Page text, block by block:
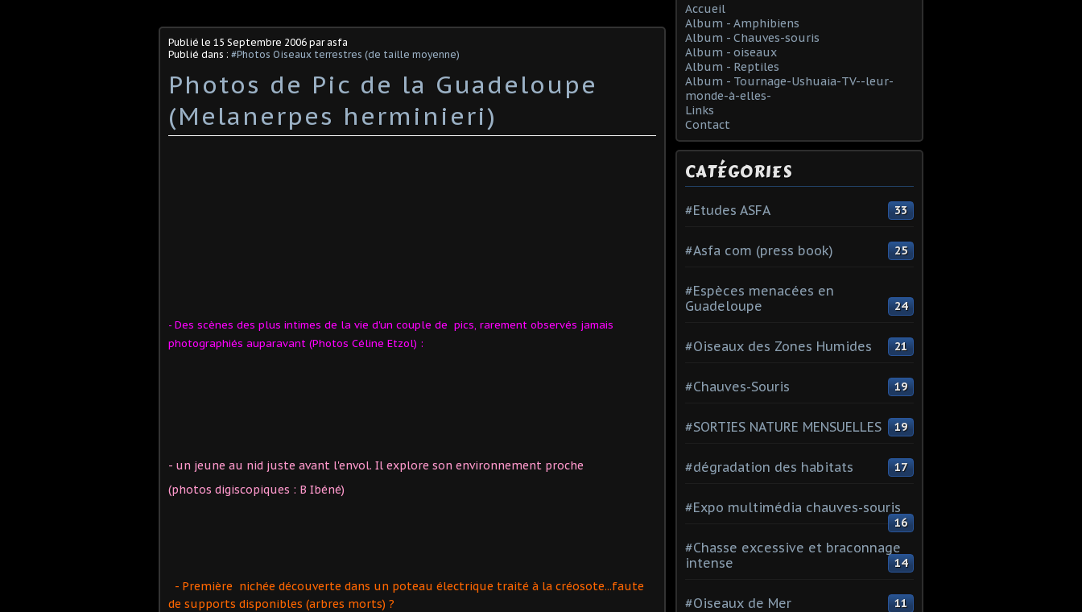
Publié le 15 Septembre 2006 par asfa
Publié dans : #Photos Oiseaux terrestres (de taille moyenne)
Photos de Pic de la Guadeloupe
(Melanerpes herminieri)
- Des scènes des plus intimes de la vie d'un couple de pics, rarement observés jamais
photographiés auparavant (Photos Céline Etzol) :
- un jeune au nid juste avant l'envol. Il explore son environnement proche
(photos digiscopiques : B Ibéné)
- Première nichée découverte dans un poteau électrique traité à la créosote...faute
de supports disponibles (arbres morts) ?
Accueil
Album - Amphibiens
Album - Chauves-souris
Album - oiseaux
Album - Reptiles
Album - Tournage-Ushuaia-TV--leur-
monde-à-elles-
Links
Contact
CATÉGORIES
#Etudes ASFA 33
#Asfa com (press book) 25
#Espèces menacées en
Guadeloupe
24
#Oiseaux des Zones Humides 21
#Chauves-Souris 19
#SORTIES NATURE MENSUELLES 19
#dégradation des habitats 17
#Expo multimédia chauves-souris
16
#Chasse excessive et braconnage
intense
14
#Oiseaux de Mer 11